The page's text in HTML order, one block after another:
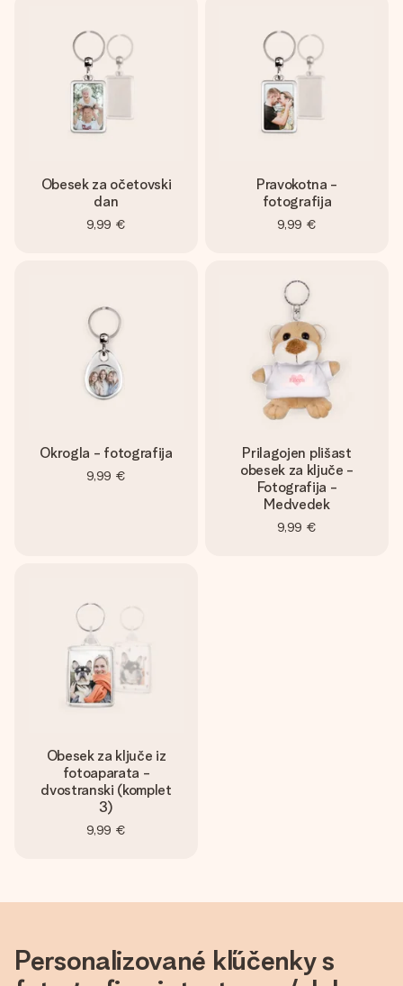
Obesek za očetovski
dan
9,99 €
Pravokotna -
fotografija
9,99 €
Okrogla - fotografija
9,99 €
Prilagojen plišast
obesek za ključe -
Fotografija -
Medvedek
9,99 €
Obesek za ključe iz
fotoaparata -
dvostranski (komplet
3)
9,99 €
Personalizované kľúčenky s